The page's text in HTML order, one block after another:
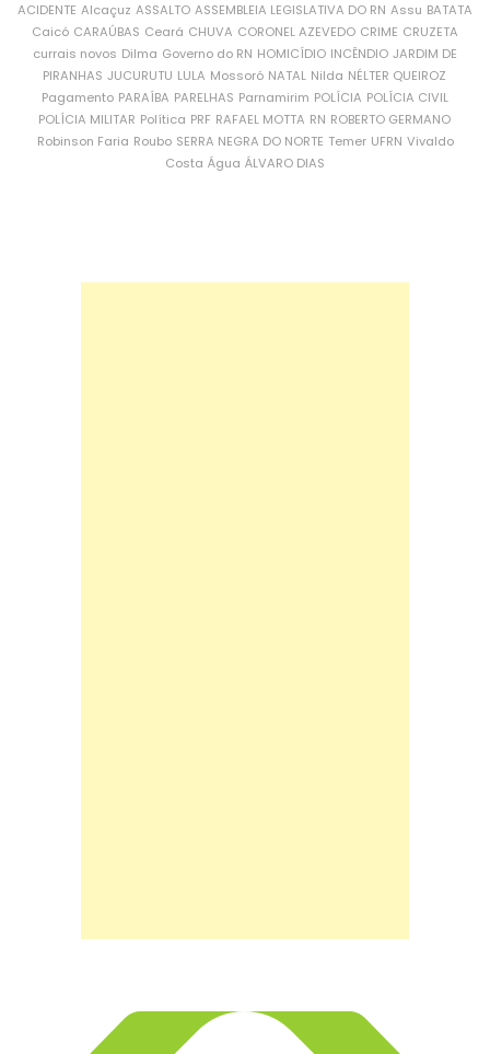
ACIDENTE Alcaçuz ASSALTO ASSEMBLEIA LEGISLATIVA DO RN Assu BATATA
Caicó CARAÚBAS Ceará CHUVA CORONEL AZEVEDO CRIME CRUZETA
currais novos Dilma Governo do RN HOMICÍDIO INCÊNDIO JARDIM DE
PIRANHAS JUCURUTU LULA Mossoró NATAL Nilda NÉLTER QUEIROZ
Pagamento PARAÍBA PARELHAS Parnamirim POLÍCIA POLÍCIA CIVIL
POLÍCIA MILITAR Política PRF RAFAEL MOTTA RN ROBERTO GERMANO
Robinson Faria Roubo SERRA NEGRA DO NORTE Temer UFRN Vivaldo
Costa Água ÁLVARO DIAS